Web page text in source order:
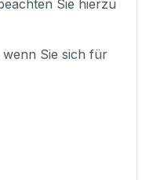
Sie hierzu
Sie sich für